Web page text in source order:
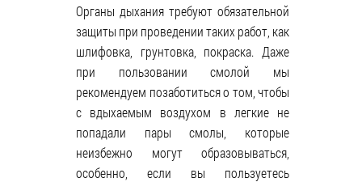
Органы дыхания требуют обязательной
защиты при проведении таких работ, как
шлифовка, грунтовка, покраска. Даже
при пользовании смолой мы
рекомендуем позаботиться о том, чтобы
с вдыхаемым воздухом в легкие не
попадали пары смолы, которые
неизбежно могут образовываться,
особенно, если вы пользуетесь